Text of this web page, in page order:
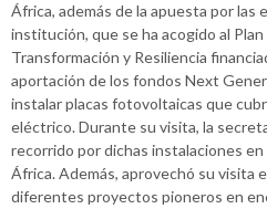
África, además de la apuesta por las
institución, que se ha acogido al
Transformación y Resiliencia
aportación de los fondos Next
instalar placas fotovoltaicas que
eléctrico. Durante su visita, la
recorrido por dichas instalaciones
África. Además, aprovechó su visita
diferentes proyectos pioneros en